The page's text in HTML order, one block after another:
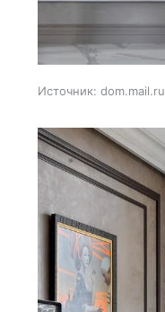
Источник: dom.mail.ru